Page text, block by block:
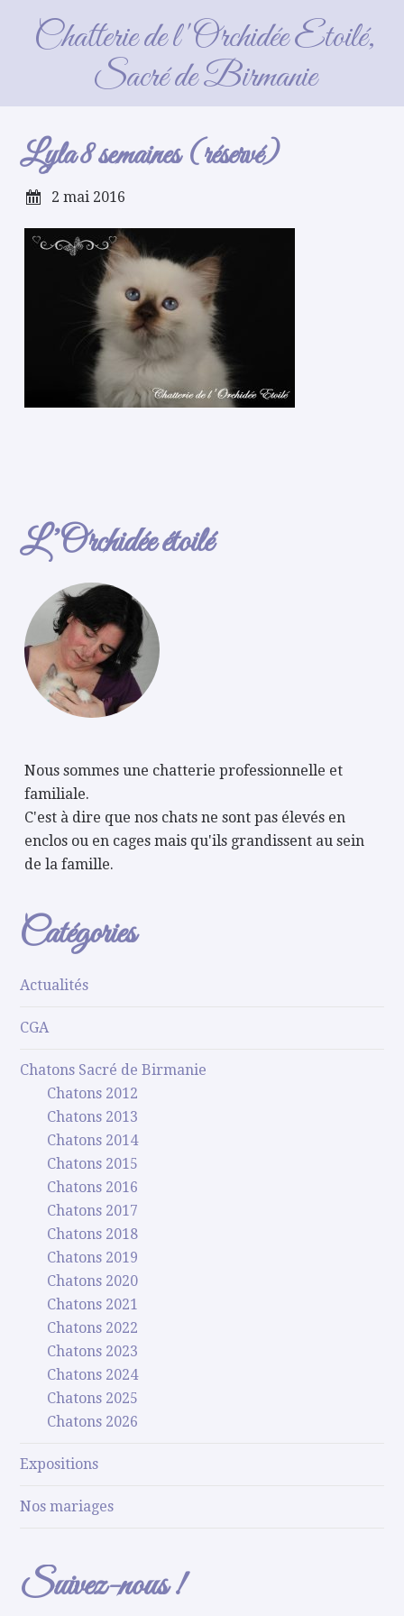
Chatterie de l'Orchidée Etoilé,
Sacré de Birmanie
Lyla 8 semaines (réservé)
Lyla 8 semaines (réservé)
2 mai 2016
L’Orchidée étoilé
Nous sommes une chatterie professionnelle et
familiale.
C'est à dire que nos chats ne sont pas élevés en
enclos ou en cages mais qu'ils grandissent au sein
de la famille.
Catégories
Actualités
CGA
Chatons Sacré de Birmanie
Chatons 2012
Chatons 2013
Chatons 2014
Chatons 2015
Chatons 2016
Chatons 2017
Chatons 2018
Chatons 2019
Chatons 2020
Chatons 2021
Chatons 2022
Chatons 2023
Chatons 2024
Chatons 2025
Chatons 2026
Expositions
Nos mariages
Suivez-nous !